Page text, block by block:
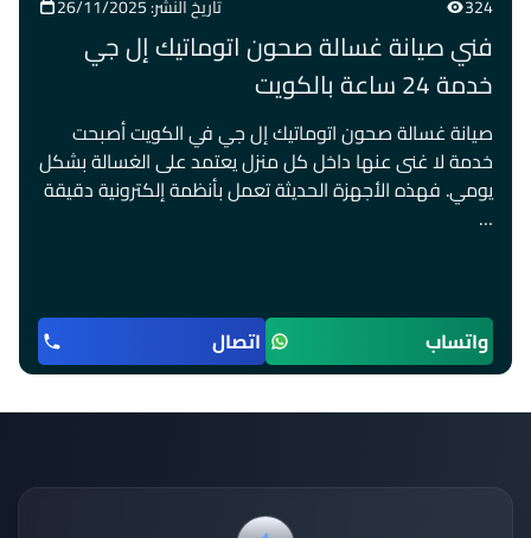
324 تاريخ النشر: 26/11/2025
فني صيانة غسالة صحون اتوماتيك إل جي
خدمة 24 ساعة بالكويت
صيانة غسالة صحون اتوماتيك إل جي في الكويت أصبحت
خدمة لا غنى عنها داخل كل منزل يعتمد على الغسالة بشكل
يومي. فهذه الأجهزة الحديثة تعمل بأنظمة إلكترونية دقيقة
…
واتساب اتصال